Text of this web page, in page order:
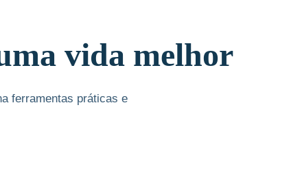
vida melhor
ferramentas práticas e